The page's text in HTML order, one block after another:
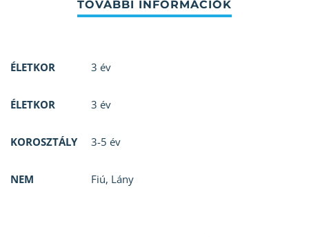
ÉLETKOR 3 év
ÉLETKOR 3 év
KOROSZTÁLY 3-5 év
NEM Fiú, Lány